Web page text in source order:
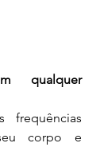
qualquer
corpo e